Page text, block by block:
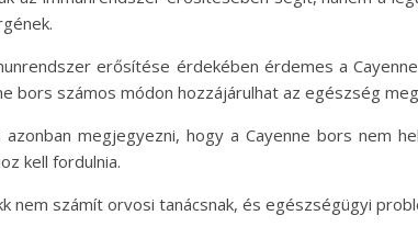
erősítése érdekében érdemes a
bors számos módon hozzájárulhat az egészség
azonban megjegyezni, hogy a Cayenne bors nem
kell fordulnia.
nem számít orvosi tanácsnak, és egészségügyi